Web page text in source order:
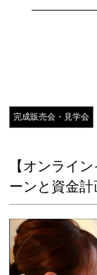
完成販売会・見学会
【オンライ
ーンと資金計